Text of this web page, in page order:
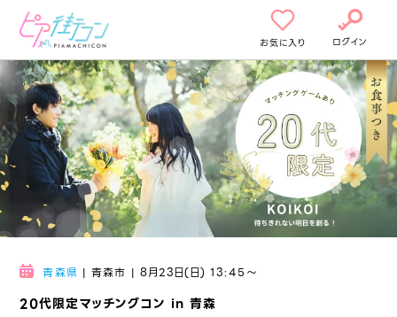
お気に入り ログイン
20代限定マッチングコン in 青森
青森県 | 青森市 | 8月23日(日) 13:45〜